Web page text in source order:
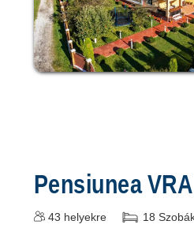
Pensiunea
43 helyekre 18